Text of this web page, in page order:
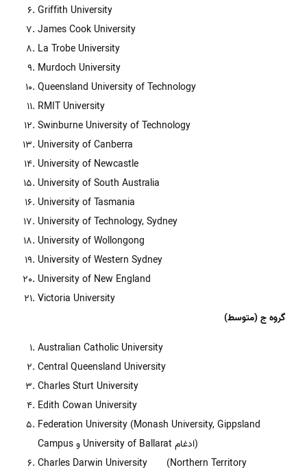
Griffith University
James Cook University
La Trobe University
Murdoch University
Queensland University of Technology
RMIT University
Swinburne University of Technology
University of Canberra
University of Newcastle
University of South Australia
University of Tasmania
University of Technology, Sydney
University of Wollongong
University of Western Sydney
University of New England
Victoria University
گروه ج (متوسط)
Australian Catholic University
Central Queensland University
Charles Sturt University
Edith Cowan University
Federation University (Monash University, Gippsland
Campus و University of Ballarat ادغام)
Charles Darwin University (Northern Territory